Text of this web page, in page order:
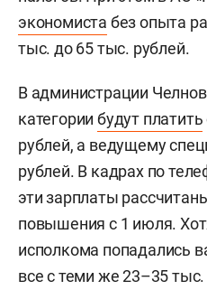
экономиста без опыта
тыс. до 65 тыс. рублей.
В администрации
категориибудут платить
рублей, а ведущему
рублей. В кадрах по
эти зарплаты
повышения с 1 июля.
исполкома попадались
все с теми же 23–35 тыс.